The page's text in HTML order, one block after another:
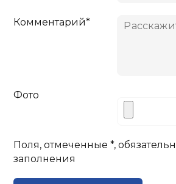
Комментарий*
Фото
Поля, отмеченные *,
заполнения